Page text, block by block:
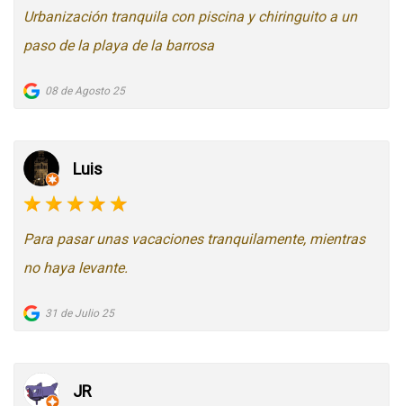
Urbanización tranquila con piscina y chiringuito a un
paso de la playa de la barrosa
08 de Agosto 25
Luis
Para pasar unas vacaciones tranquilamente, mientras
no haya levante.
31 de Julio 25
JR